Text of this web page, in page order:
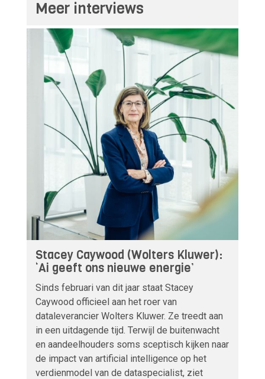
Meer interviews
Stacey Caywood (Wolters Kluwer):
‘Ai geeft ons nieuwe energie’
Sinds februari van dit jaar staat Stacey
Caywood officieel aan het roer van
dataleverancier Wolters Kluwer. Ze treedt aan
in een uitdagende tijd. Terwijl de buitenwacht
en aandeelhouders soms sceptisch kijken naar
de impact van artificial intelligence op het
verdienmodel van de dataspecialist, ziet